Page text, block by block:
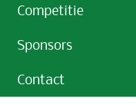
Competitie
Sponsors
Contact